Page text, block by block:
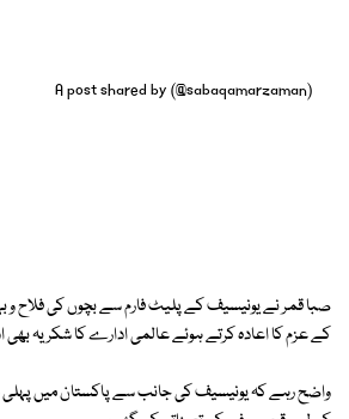
A post shared by (@sabaqamarzaman)
صبا قمر نے یونیسیف کے پلیٹ فارم سے بچوں کی فلاح و
کے عزم کا اعادہ کرتے ہوئے عالمی ادارے کا شکریہ بھی
واضح رہے کہ یونیسیف کی جانب سے پاکستان میں پہلی